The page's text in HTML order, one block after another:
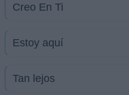
Creo En Ti
Estoy aquí
Tan lejos